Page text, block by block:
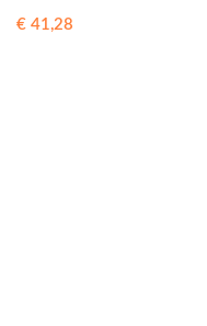
€41,28